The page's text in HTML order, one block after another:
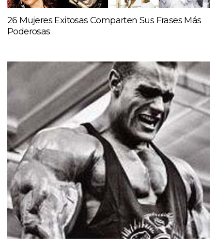
26 Mujeres Exitosas Comparten Sus Frases Más
Poderosas